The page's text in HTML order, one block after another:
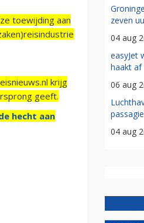
toewijding aan
krijg
geeft.
hecht aan
zeven
04 aug
easyJet
haakt af
06 aug
04 aug